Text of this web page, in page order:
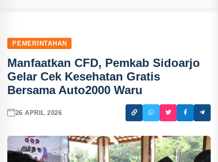
PEMERINTAHAN
Manfaatkan CFD, Pemkab Sidoarjo
Gelar Cek Kesehatan Gratis
Bersama Auto2000 Waru
26 APRIL 2026